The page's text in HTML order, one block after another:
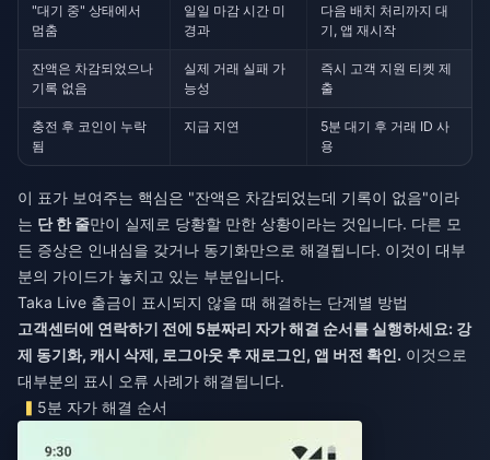
"대기 중" 상태에서
멈춤
일일 마감 시간 미
경과
다음 배치 처리까지 대
기, 앱 재시작
잔액은 차감되었으나
기록 없음
실제 거래 실패 가
능성
즉시 고객 지원 티켓 제
출
충전 후 코인이 누락
됨
지급 지연
5분 대기 후 거래 ID 사
용
이 표가 보여주는 핵심은 "잔액은 차감되었는데 기록이 없음"이라
는 단 한 줄만이 실제로 당황할 만한 상황이라는 것입니다. 다른 모
든 증상은 인내심을 갖거나 동기화만으로 해결됩니다. 이것이 대부
분의 가이드가 놓치고 있는 부분입니다.
Taka Live 출금이 표시되지 않을 때 해결하는 단계별 방법
고객센터에 연락하기 전에 5분짜리 자가 해결 순서를 실행하세요: 강
제 동기화, 캐시 삭제, 로그아웃 후 재로그인, 앱 버전 확인. 이것으로
대부분의 표시 오류 사례가 해결됩니다.
5분 자가 해결 순서